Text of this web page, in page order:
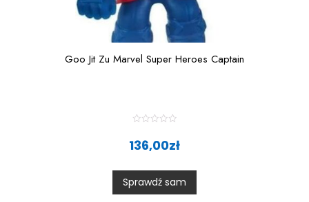
Goo Jit Zu Marvel Super Heroes Captain
0
o
u
t
136,00zł
Sprawdź sam